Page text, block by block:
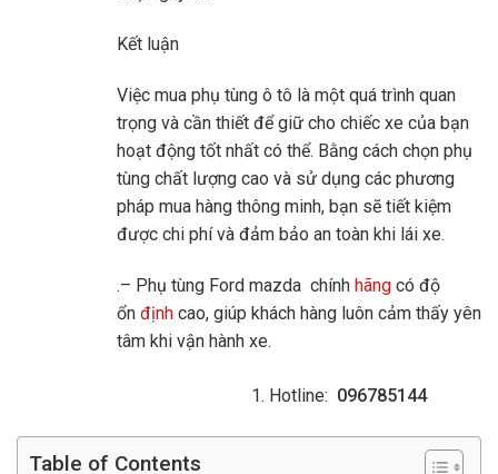
Kết luận
Việc mua phụ tùng ô tô là một quá trình quan
trọng và cần thiết để giữ cho chiếc xe của bạn
hoạt động tốt nhất có thể. Bằng cách chọn phụ
tùng chất lượng cao và sử dụng các phương
pháp mua hàng thông minh, bạn sẽ tiết kiệm
được chi phí và đảm bảo an toàn khi lái xe.
.– Phụ tùng Ford mazda chính hãngcó độ
ổnđịnhcao, giúp khách hàng luôn cảm thấy yên
tâm khi vận hành xe.
Hotline: 096785144
Table of Contents